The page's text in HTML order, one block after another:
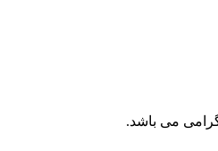
گرامی می باشد.